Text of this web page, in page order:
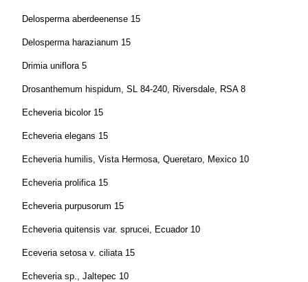
Delosperma aberdeenense 15
Delosperma harazianum 15
Drimia uniflora 5
Drosanthemum hispidum, SL 84-240, Riversdale, RSA 8
Echeveria bicolor 15
Echeveria elegans 15
Echeveria humilis, Vista Hermosa, Queretaro, Mexico 10
Echeveria prolifica 15
Echeveria purpusorum 15
Echeveria quitensis var. sprucei, Ecuador 10
Eceveria setosa v. ciliata 15
Echeveria sp., Jaltepec 10